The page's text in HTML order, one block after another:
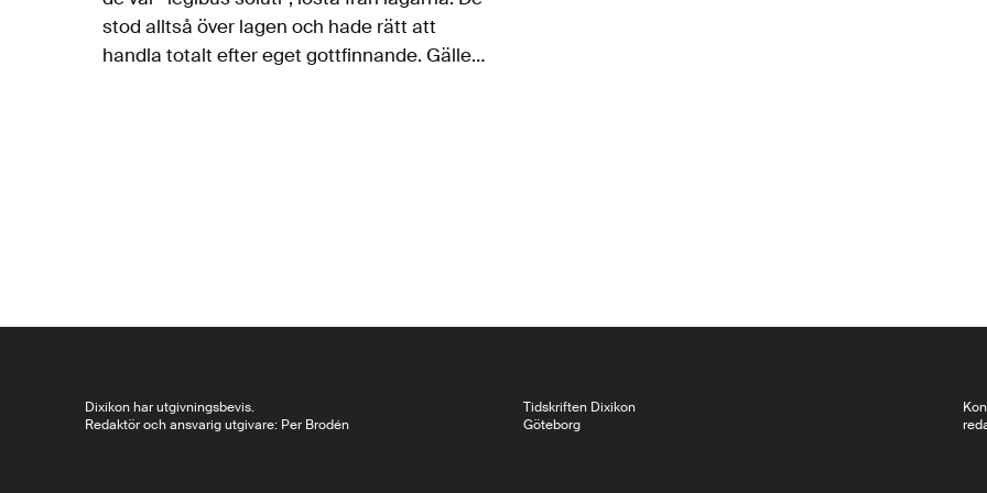
stod alltså över lagen och hade rätt att
handla totalt efter eget gottfinnande. Gäller
Dixikon har utgivningsbevis.
Redaktör och ansvarig utgivare: Per Brodén
Tidskriften Dixikon
Göteborg